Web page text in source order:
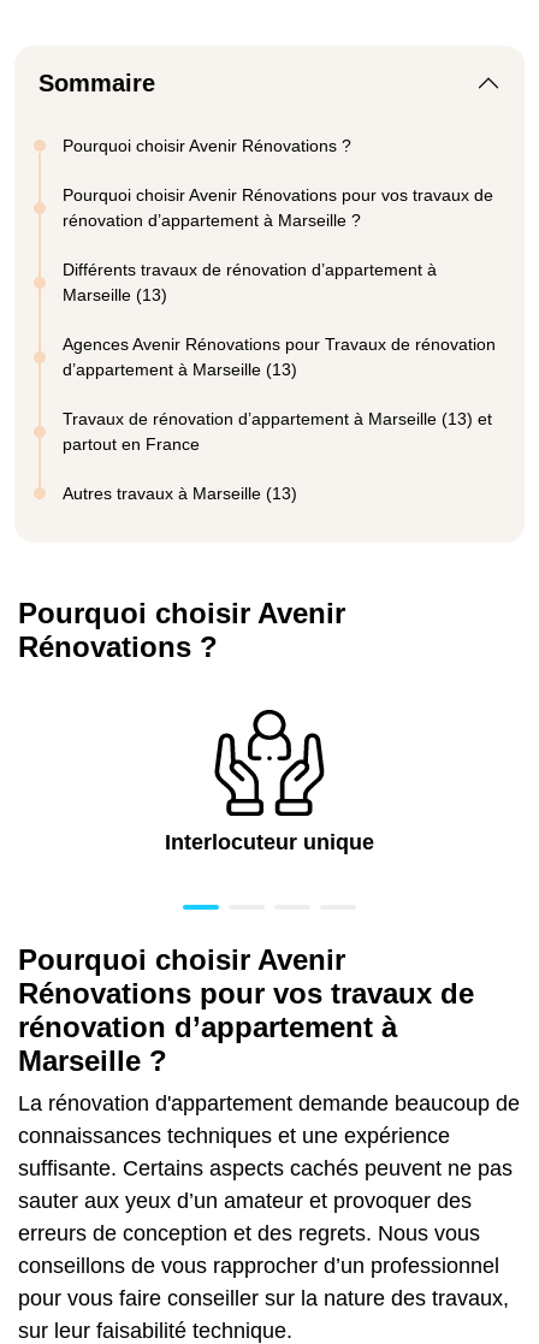
Sommaire
Pourquoi choisir Avenir Rénovations ?
Pourquoi choisir Avenir Rénovations pour vos travaux de
rénovation d’appartement à Marseille ?
Différents travaux de rénovation d’appartement à
Marseille (13)
Agences Avenir Rénovations pour Travaux de rénovation
d’appartement à Marseille (13)
Travaux de rénovation d’appartement à Marseille (13) et
partout en France
Autres travaux à Marseille (13)
Pourquoi choisir Avenir
Rénovations ?
Interlocuteur unique
Pourquoi choisir Avenir
Rénovations pour vos travaux de
rénovation d’appartement à
Marseille ?
La rénovation d'appartement demande beaucoup de
connaissances techniques et une expérience
suffisante. Certains aspects cachés peuvent ne pas
sauter aux yeux d’un amateur et provoquer des
erreurs de conception et des regrets. Nous vous
conseillons de vous rapprocher d’un professionnel
pour vous faire conseiller sur la nature des travaux,
sur leur faisabilité technique.